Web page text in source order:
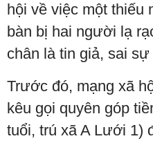
hội về việc một thiếu
bàn bị hai người lạ
chân là tin giả, sai sự
Trước đó, mạng xã
kêu gọi quyên góp
tuổi, trú xã A Lưới 1)